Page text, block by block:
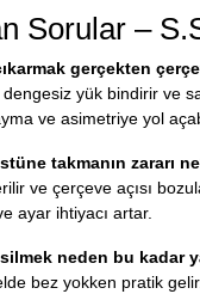
Sorular –
gerçekten
yük bindirir ve
ve asimetriye yol
takmanın zararı
ve çerçeve açısı
ayar ihtiyacı artar.
silmek neden bu kadar
bez yokken pratik